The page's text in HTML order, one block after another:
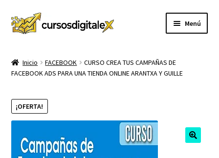
Ir
a
Ir
al
Menú
TIENDA
CURSOS
hijo
MI CUENTA
Inicio FACEBOOK
CURSO CREA TUS CAMPAÑAS DE
FACEBOOK ADS PARA UNA TIENDA ONLINE ARANTXA Y GUILLE
¡OFERTA!